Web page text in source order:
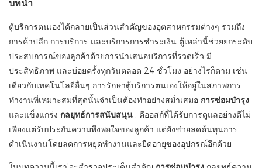
บทนำ
ตู้บริการตนเองได้กลายเป็นส่วนสำคัญของอุตสาหกรรมต่างๆ รวมถึง
การค้าปลีก การบริการ และบริการการชำระเงิน ตู้เหล่านี้ช่วยยกระดับ
ประสบการณ์ของลูกค้าด้วยการนำเสนอบริการที่รวดเร็ว มี
ประสิทธิภาพ และบ่อยครั้งทุกวันตลอด 24 ชั่วโมง อย่างไรก็ตาม เช่น
เดียวกับเทคโนโลยีอื่นๆ การรักษาตู้บริการตนเองให้อยู่ในสภาพการ
ทำงานที่เหมาะสมที่สุดนั้นจำเป็นต้องทำอย่างสม่ำเสมอ การซ่อมบำรุง
และแข็งแกร่ง กลยุทธ์การสนับสนุน . คีออสก์ที่ได้รับการดูแลอย่างดีไม่
เพียงแต่รับประกันความพึงพอใจของลูกค้า แต่ยังช่วยลดต้นทุนการ
ดำเนินงานโดยลดการหยุดทำงานและยืดอายุของอุปกรณ์อีกด้วย